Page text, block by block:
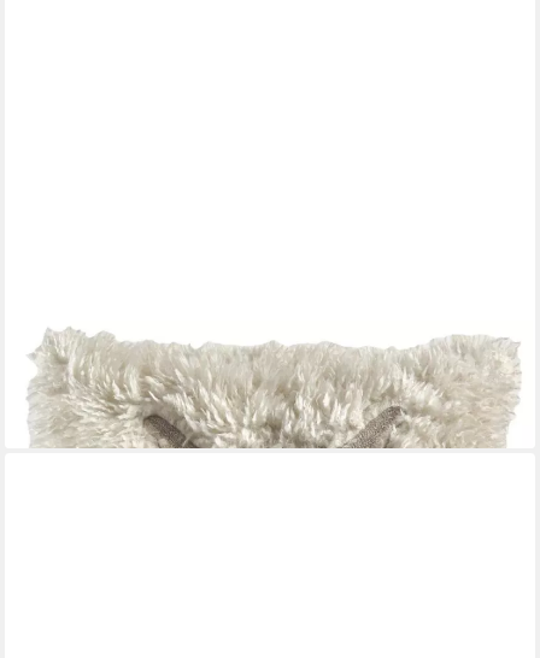
SANDER TABLE + HOME
Kissenhülle Kissenhülle Suri in Natur
109,00 €
lieferbar - in 3-4 Werktagen bei dir